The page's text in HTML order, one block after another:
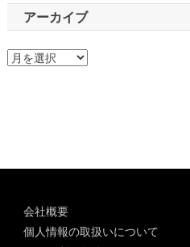
アーカイブ
ア
会社概要
個人情報の取扱いについて